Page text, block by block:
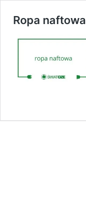
Ropa naftowa